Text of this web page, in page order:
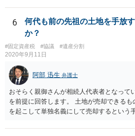
Ｅも行う必要があります。 Ｂの配偶者で
ります。
6
何代も前の先祖の土地を手放
か？
#固定資産税 #協議 #遺産分割
2020年9月11日
阿部 迅生 弁護士
おそらく親御さんが相続人代表者となって
を前提に回答します。 土地が売却できる
を起こして単独名義にして売却するという
ではないです。問題は売却できる土地かど